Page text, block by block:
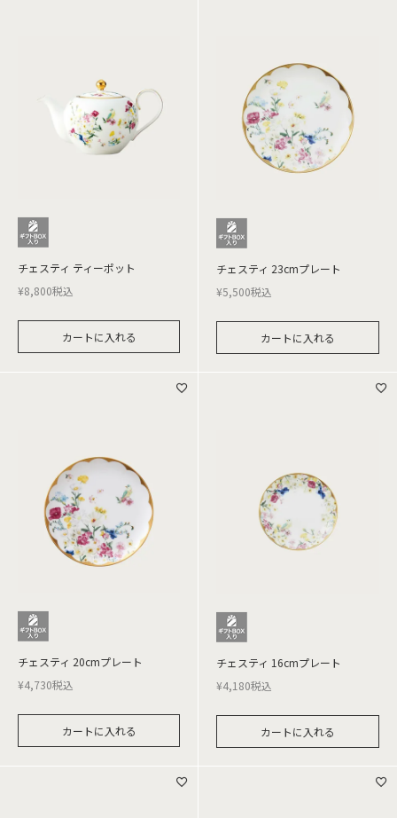
チェスティ ティーポット
¥8,800税込
カートに入れる
チェスティ 23cmプレート
¥5,500税込
カートに入れる
チェスティ 20cmプレート
¥4,730税込
カートに入れる
チェスティ 16cmプレート
¥4,180税込
カートに入れる